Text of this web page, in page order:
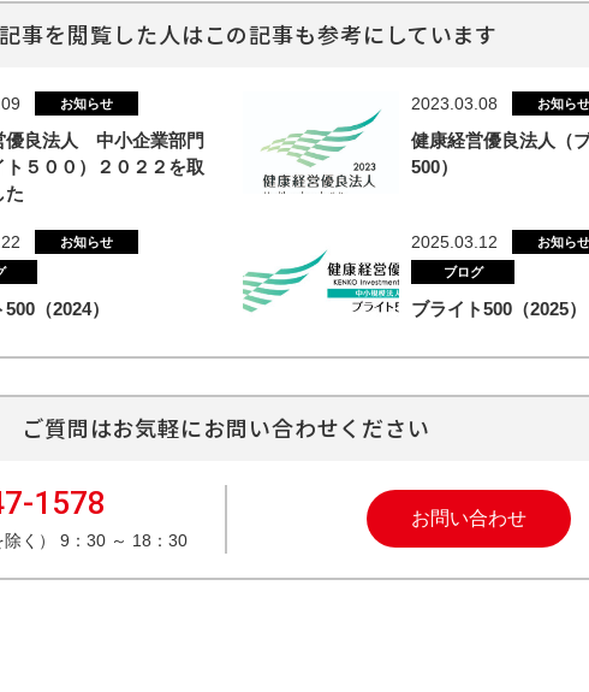
事を閲覧した人はこの記事も参考にしています
お知らせ
優良法人 中小企業部門
ト５００）２０２２を取
た
2023.03.08 お知らせ
健康経営優良法人（
500）
お知らせ
（2024）
2025.03.12 お知らせ
ブログ
ブライト500（2025）
ご質問はお気軽にお問い合わせください
1578
く） 9：30 ～ 18：30
お問い合わせ